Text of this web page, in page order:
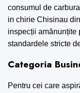
consumul de
in chirie Chisinau
inspecții amănunțite
standardele stricte
Categoria
Pentru cei care